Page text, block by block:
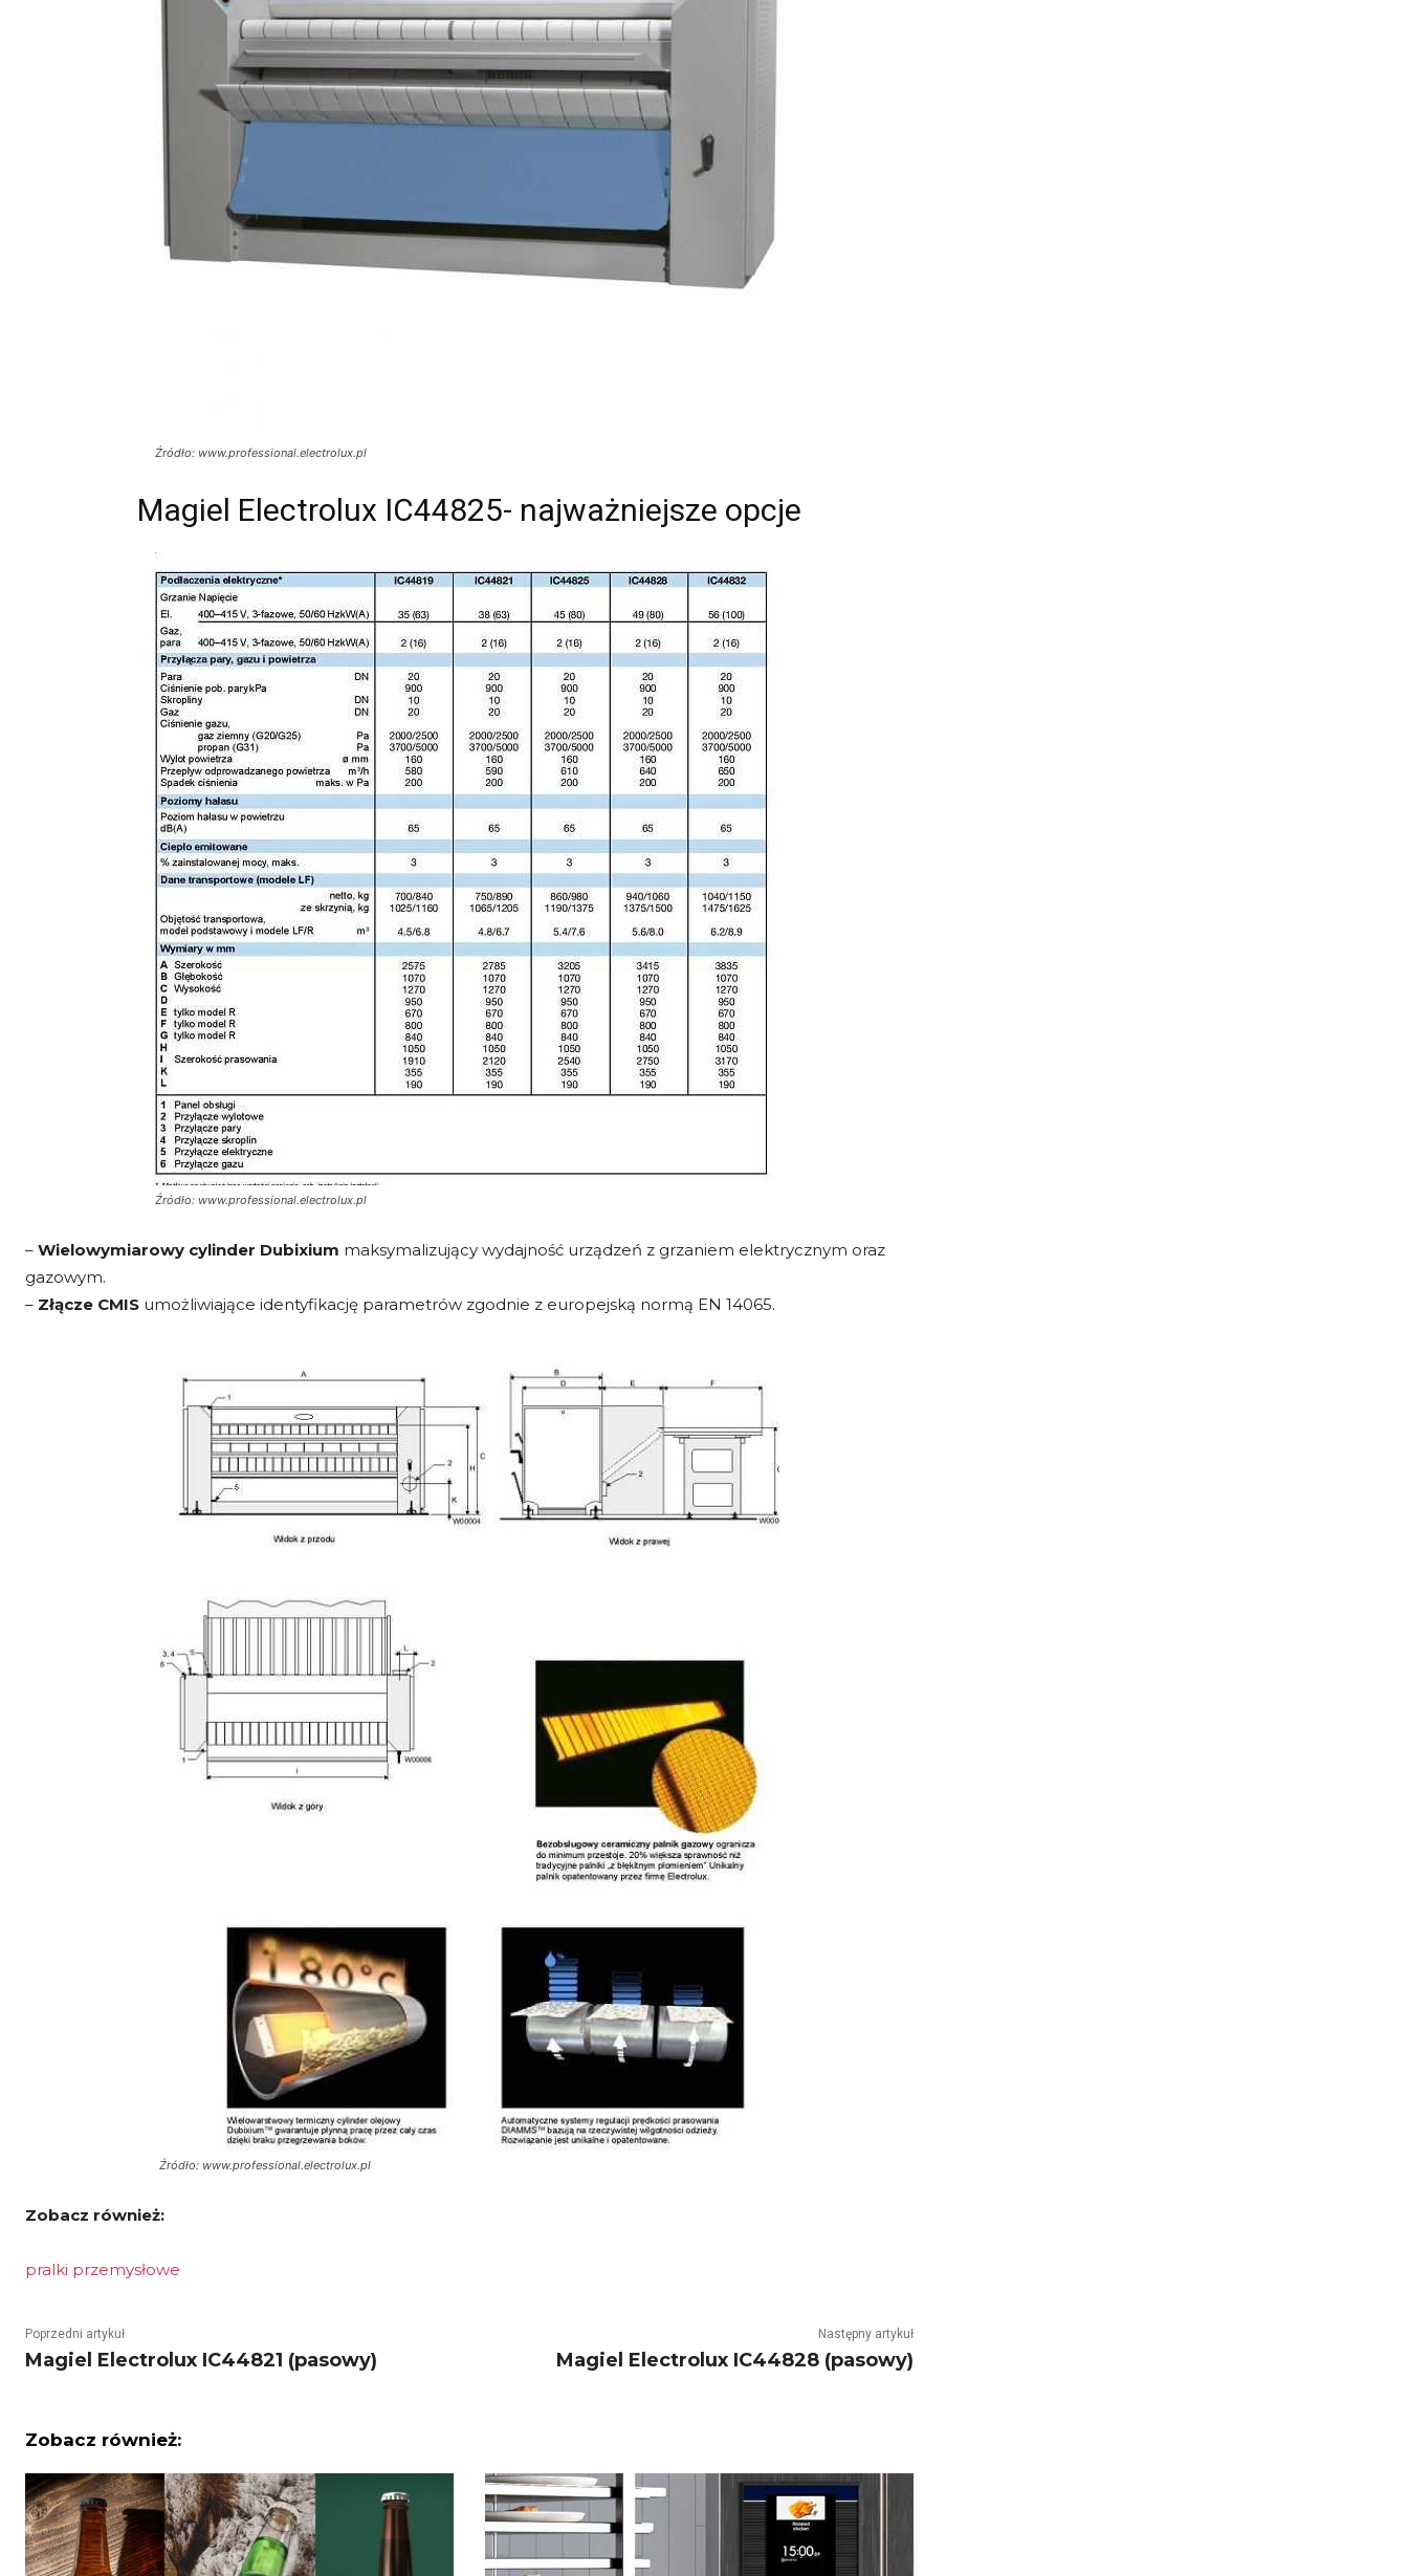
Źródło: www.professional.electrolux.pl
Magiel Electrolux IC44825- najważniejsze opcje
Źródło: www.professional.electrolux.pl
– Wielowymiarowy cylinder Dubixium maksymalizujący wydajność urządzeń z grzaniem elektrycznym oraz
gazowym.
– Złącze CMIS umożliwiające identyfikację parametrów zgodnie z europejską normą EN 14065.
Źródło: www.professional.electrolux.pl
Zobacz również:
pralki przemysłowe
Poprzedni artykuł
Magiel Electrolux IC44821 (pasowy)
Następny artykuł
Magiel Electrolux IC44828 (pasowy)
Zobacz również: